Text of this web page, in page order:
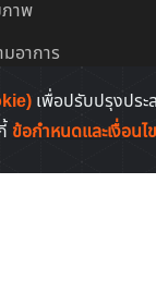
เพื่อปรับปรุงปร
ข้อกำหนดและเงื่อนไ
าพ
อาการ
อวัยวะ
ก